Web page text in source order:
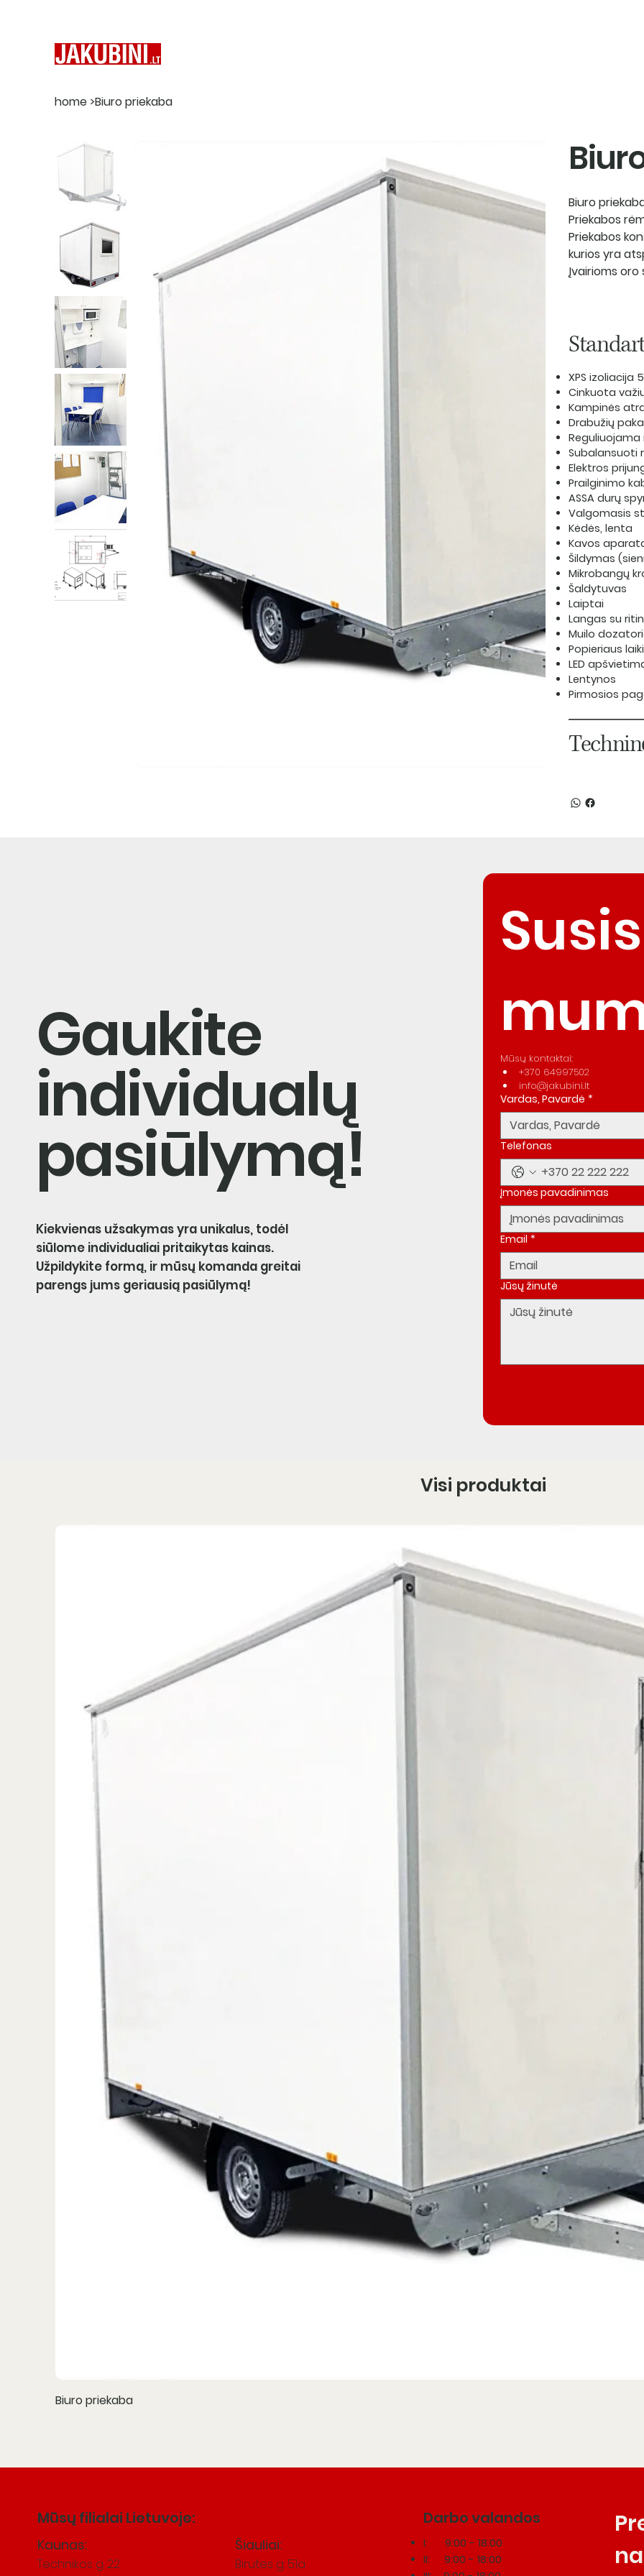
home >Biuro priekaba
Biuro
Priekabos
Priekabos
kurios yra
Įvairioms oro
XPS izoliacija
Cinkuota
Kampinės
Drabužių
Subalansuoti
Elektros
Prailginimo
ASSA durų
Valgomasis
Kėdės, lenta
Kavos
Šildymas
Mikrobangų
Šaldytuvas
Laiptai
Langas su
Muilo
Popieriaus
LED
Lentynos
Pirmosios
Gaukite
individualų
pasiūlymą!
Kiekvienas užsakymas yra unikalus, todėl
siūlome individualiai pritaikytas kainas.
Užpildykite formą, ir mūsų komanda greitai
parengs jums geriausią pasiūlymą!
Mūsų kontaktai:
+370 64997502
info@jakubini.lt
Vardas, Pavardė *
Telefonas
Įmonės pavadinimas
Email *
Jūsų žinutė
Visi produktai
Biuro priekaba
Mūsų filialai Lietuvoje:
Kaunas:
Technikos g. 22
Šiauliai:
Birutes g. 51a
Darbo valandos
I: 9:00 - 18:00
II: 9:00 - 18:00